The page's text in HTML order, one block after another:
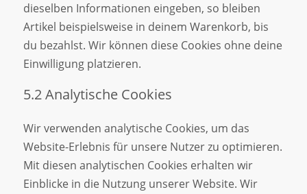
dieselben Informationen eingeben, so bleiben
Artikel beispielsweise in deinem Warenkorb, bis
du bezahlst. Wir können diese Cookies ohne deine
Einwilligung platzieren.
5.2 Analytische Cookies
Wir verwenden analytische Cookies, um das
Website-Erlebnis für unsere Nutzer zu optimieren.
Mit diesen analytischen Cookies erhalten wir
Einblicke in die Nutzung unserer Website. Wir